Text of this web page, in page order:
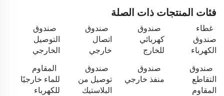
فئات المنتجات ذات الصلة
غطاء
صندوق
الكهرباء
صندوق
كهربائي
للخارج
صندوق
اتصال
خارجي
صندوق
التوصيل
الخارجي
صندوق
التقاطع
المقاوم
صندوق
منفذ خارجي
صندوق
توصيل من
البلاستيك
المقاوم
للماء خارجيًا
للكهرباء